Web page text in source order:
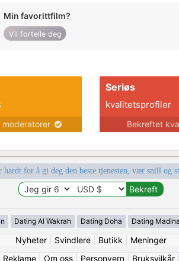
Min favorittfilm?
Vil fortelle deg
moderatorer
Seriøs
kvalitetsprofiler
Bekreftet
hardt for å gi deg den beste tjenesten, vær snill og
Dating Al Wakrah Dating Doha Dating
Nyheter| Svindlere| Butikk
Meninger
Reklame| Om oss| Personvern| Bruksvilkår|